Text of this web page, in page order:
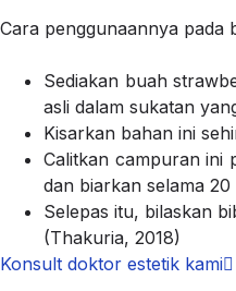
Cara penggunaannya pada
Sediakan buah
asli dalam sukatan
Kisarkan bahan ini
Calitkan campuran ini
dan biarkan selama 20
Selepas itu, bilaskan
(Thakuria, 2018)
Konsult doktor estetik kami